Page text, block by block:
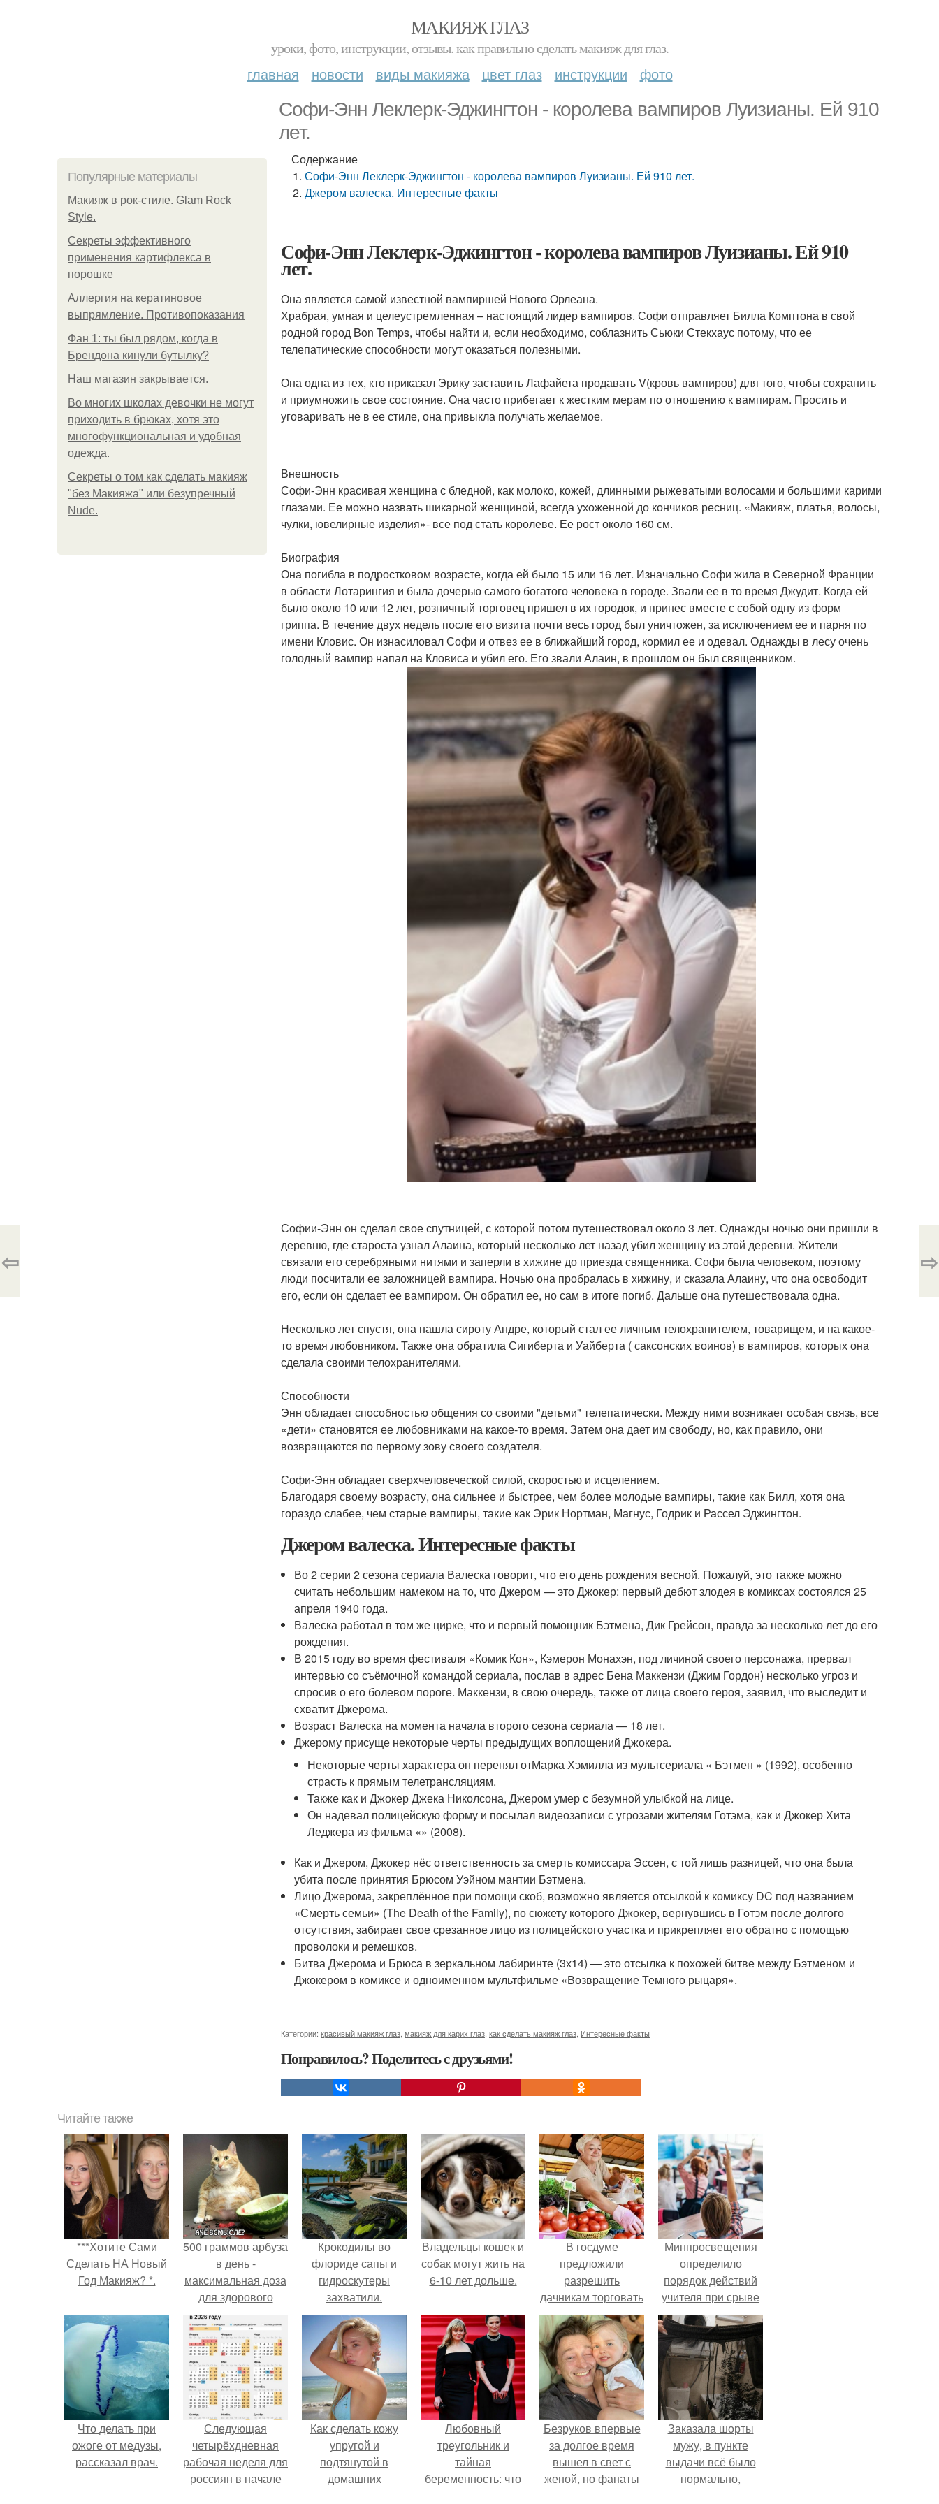
МАКИЯЖ ГЛАЗ
уроки, фото, инструкции, отзывы. как правильно сделать макияж для глаз.
главная новости виды макияжа цвет глаз инструкции фото
Софи-Энн Леклерк-Эджингтон - королева вампиров Луизианы. Ей 910
лет.
Популярные материалы
Макияж в рок-стиле. Glam Rock
Style.
Секреты эффективного
применения картифлекса в
порошке
Аллергия на кератиновое
выпрямление. Противопоказания
Фан 1: ты был рядом, когда в
Брендона кинули бутылку?
Нaш магaзин зaкрывaeтся.
Во многих школах девочки не могут
приходить в брюках, хотя это
многофункциональная и удобная
одежда.
Секреты о том как сделать макияж
"без Макияжа" или безупречный
Nude.
Содержание
Софи-Энн Леклерк-Эджингтон - королева вампиров Луизианы. Ей 910 лет.
Джером валеска. Интересные факты
Софи-Энн Леклерк-Эджингтон - королева вампиров Луизианы. Ей 910
лет.
Она является самой известной вампиршей Нового Орлеана.
Храбрая, умная и целеустремленная – настоящий лидер вампиров. Софи отправляет Билла Комптона в свой
родной город Bon Temps, чтобы найти и, если необходимо, соблазнить Сьюки Стекхаус потому, что ее
телепатические способности могут оказаться полезными.
Она одна из тех, кто приказал Эрику заставить Лафайета продавать V(кровь вампиров) для того, чтобы сохранить
и приумножить свое состояние. Она часто прибегает к жестким мерам по отношению к вампирам. Просить и
уговаривать не в ее стиле, она привыкла получать желаемое.
Внешность
Софи-Энн красивая женщина с бледной, как молоко, кожей, длинными рыжеватыми волосами и большими карими
глазами. Ее можно назвать шикарной женщиной, всегда ухоженной до кончиков ресниц. «Макияж, платья, волосы,
чулки, ювелирные изделия»- все под стать королеве. Ее рост около 160 см.
Биография
Она погибла в подростковом возрасте, когда ей было 15 или 16 лет. Изначально Софи жила в Северной Франции
в области Лотарингия и была дочерью самого богатого человека в городе. Звали ее в то время Джудит. Когда ей
было около 10 или 12 лет, розничный торговец пришел в их городок, и принес вместе с собой одну из форм
гриппа. В течение двух недель после его визита почти весь город был уничтожен, за исключением ее и парня по
имени Кловис. Он изнасиловал Софи и отвез ее в ближайший город, кормил ее и одевал. Однажды в лесу очень
голодный вампир напал на Кловиса и убил его. Его звали Алаин, в прошлом он был священником.
Софии-Энн он сделал свое спутницей, с которой потом путешествовал около 3 лет. Однажды ночью они пришли в
деревню, где староста узнал Алаина, который несколько лет назад убил женщину из этой деревни. Жители
связали его серебряными нитями и заперли в хижине до приезда священника. Софи была человеком, поэтому
люди посчитали ее заложницей вампира. Ночью она пробралась в хижину, и сказала Алаину, что она освободит
его, если он сделает ее вампиром. Он обратил ее, но сам в итоге погиб. Дальше она путешествовала одна.
Несколько лет спустя, она нашла сироту Андре, который стал ее личным телохранителем, товарищем, и на какое-
то время любовником. Также она обратила Сигиберта и Уайберта ( саксонских воинов) в вампиров, которых она
сделала своими телохранителями.
Способности
Энн обладает способностью общения со своими "детьми" телепатически. Между ними возникает особая связь, все
«дети» становятся ее любовниками на какое-то время. Затем она дает им свободу, но, как правило, они
возвращаются по первому зову своего создателя.
Софи-Энн обладает сверхчеловеческой силой, скоростью и исцелением.
Благодаря своему возрасту, она сильнее и быстрее, чем более молодые вампиры, такие как Билл, хотя она
гораздо слабее, чем старые вампиры, такие как Эрик Нортман, Магнус, Годрик и Рассел Эджингтон.
Джером валеска. Интересные факты
Во 2 серии 2 сезона сериала Валеска говорит, что его день рождения весной. Пожалуй, это также можно
считать небольшим намеком на то, что Джером — это Джокер: первый дебют злодея в комиксах состоялся 25
апреля 1940 года.
Валеска работал в том же цирке, что и первый помощник Бэтмена, Дик Грейсон, правда за несколько лет до его
рождения.
В 2015 году во время фестиваля «Комик Кон», Кэмерон Монахэн, под личиной своего персонажа, прервал
интервью со съёмочной командой сериала, послав в адрес Бена Маккензи (Джим Гордон) несколько угроз и
спросив о его болевом пороге. Маккензи, в свою очередь, также от лица своего героя, заявил, что выследит и
схватит Джерома.
Возраст Валеска на момента начала второго сезона сериала — 18 лет.
Джерому присуще некоторые черты предыдущих воплощений Джокера.
Некоторые черты характера он перенял отМарка Хэмилла из мультсериала « Бэтмен » (1992), особенно
страсть к прямым телетрансляциям.
Также как и Джокер Джека Николсона, Джером умер с безумной улыбкой на лице.
Он надевал полицейскую форму и посылал видеозаписи с угрозами жителям Готэма, как и Джокер Хита
Леджера из фильма «» (2008).
Как и Джером, Джокер нёс ответственность за смерть комиссара Эссен, с той лишь разницей, что она была
убита после принятия Брюсом Уэйном мантии Бэтмена.
Лицо Джерома, закреплённое при помощи скоб, возможно является отсылкой к комиксу DC под названием
«Смерть семьи» (The Death of the Family), по сюжету которого Джокер, вернувшись в Готэм после долгого
отсутствия, забирает свое срезанное лицо из полицейского участка и прикрепляет его обратно с помощью
проволоки и ремешков.
Битва Джерома и Брюса в зеркальном лабиринте (3х14) — это отсылка к похожей битве между Бэтменом и
Джокером в комиксе и одноименном мультфильме «Возвращение Темного рыцаря».
Категории: красивый макияж глаз, макияж для карих глаз, как сделать макияж глаз, Интересные факты
Понравилось? Поделитесь с друзьями!
⇦ ⇨
Читайте также
***Хотите Сами
Сделать НА Новый
Год Макияж? *.
500 граммов арбуза
в день -
максимальная доза
для здорового
взрослого,
предупредили
врачи.
Крокодилы во
флориде сапы и
гидроскутеры
захватили.
Владельцы кошек и
собак могут жить на
6-10 лет дольше.
В госдуме
предложили
разрешить
дачникам торговать
своей
сельхозпродукцией
в людных местах.
Минпросвещения
определило
порядок действий
учителя при срыве
урока.
Что делать при
ожоге от медузы,
рассказал врач.
Следующая
четырёхдневная
рабочая неделя для
россиян в начале
Как сделать кожу
упругой и
подтянутой в
домашних
Любовный
треугольник и
тайная
беременность: что
Безруков впервые
за долгое время
вышел в свет с
женой, но фанаты
Заказала шорты
мужу, в пункте
выдачи всё было
нормально,